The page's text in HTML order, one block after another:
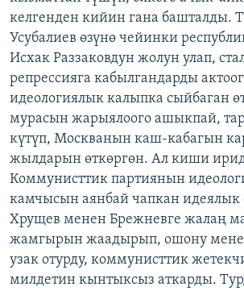
келгенден кийин гана башталды.
Усубалиев өзүнө чейинки
Исхак Раззаковдун жолун улап,
репрессияга кабылгандарды
идеологиялык калыпка сыйбаган
мурасын жарыялоого ашыкпай,
күтүп, Москванын каш-кабагын
жылдарын өткөргөн. Ал киши
Коммунисттик партиянын
камчысын аянбай чапкан идеялык
Хрущев менен Брежневге жалаң
жамгырын жаадырып, ошону
узак отурду, коммунисттик
милдетин кынтыксыз аткарды.